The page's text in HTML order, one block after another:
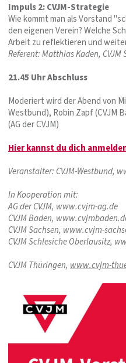
Impuls 2: CVJM-Strategie
Wie kommt man als Vorstand
den eigenen Verein? Welche
Arbeit zu reflektieren und
Referent: Matthias Kaden, CVJM
21.45 Uhr Abschluss
Moderiert wird der Abend von
Westbund), Robin Zapf (CVJM
(AG der CVJM)
Hier kannst du dich
Veranstalter: CVJM-Westbund,
In Kooperation mit:
AG der CVJM, www.cvjm-ag.de
CVJM Baden,
CVJM Sachsen, www.cvjm-
CVJM Schlesiche Oberlausitz,
CVJM Thüringen, www.cvjm-